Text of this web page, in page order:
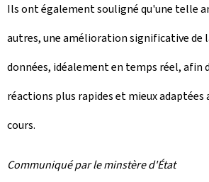
Ils ont également souligné qu'une telle
autres, une amélioration significative de
données, idéalement en temps réel, afin
réactions plus rapides et mieux adaptées
cours.
Communiqué par le minstère d'État